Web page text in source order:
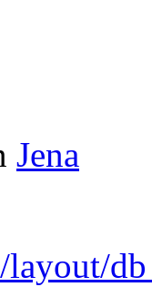
Jena
layout/